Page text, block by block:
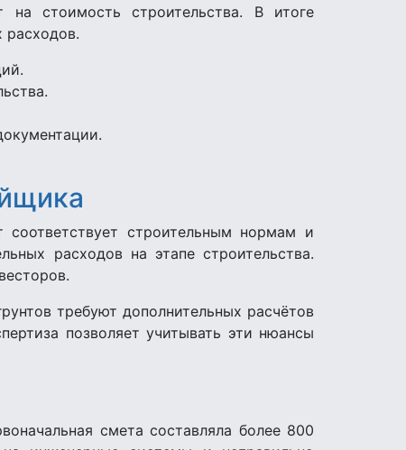
стоимость строительства. В итоге
расходов.
соответствует строительным нормам и
расходов на этапе строительства.
требуют дополнительных расчётов
позволяет учитывать эти нюансы
смета составляла более 800